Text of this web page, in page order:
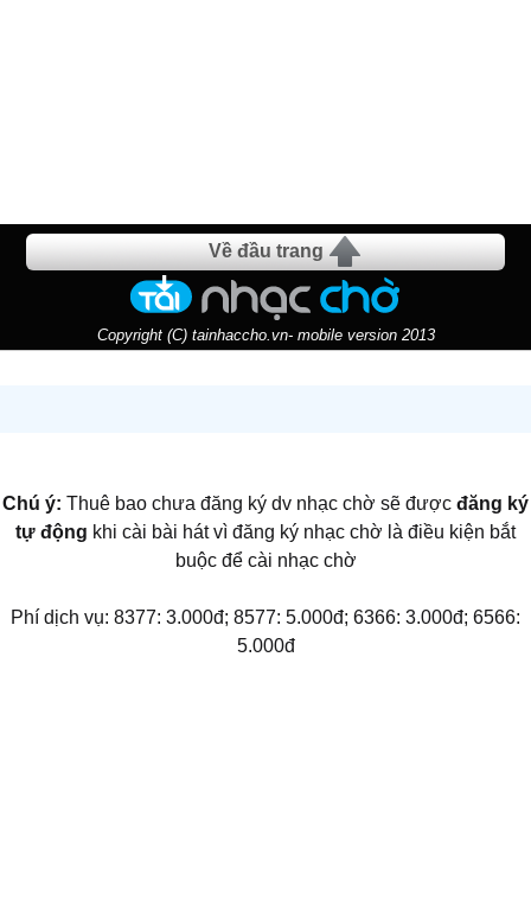
Về đầu trang
Copyright (C) tainhaccho.vn- mobile version 2013
Chú ý: Thuê bao chưa đăng ký dv nhạc chờ sẽ được đăng ký
tự động khi cài bài hát vì đăng ký nhạc chờ là điều kiện bắt
buộc để cài nhạc chờ
Phí dịch vụ: 8377: 3.000đ; 8577: 5.000đ; 6366: 3.000đ; 6566:
5.000đ